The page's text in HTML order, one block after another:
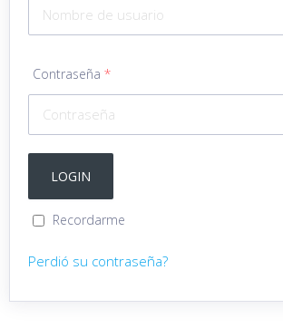
Contraseña *
Recordarme
Perdió su contraseña?